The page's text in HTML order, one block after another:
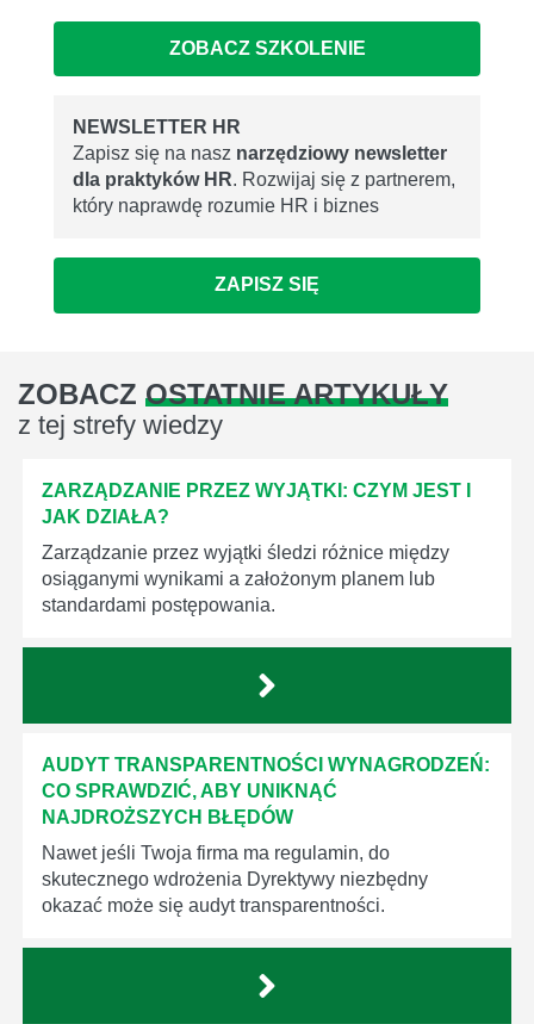
ZOBACZ SZKOLENIE
NEWSLETTER HR
Zapisz się na nasz narzędziowy newsletter
dla praktyków HR. Rozwijaj się z partnerem,
który naprawdę rozumie HR i biznes
ZAPISZ SIĘ
ZOBACZ OSTATNIE ARTYKUŁY
z tej strefy wiedzy
ZARZĄDZANIE PRZEZ WYJĄTKI: CZYM JEST I
JAK DZIAŁA?
Zarządzanie przez wyjątki śledzi różnice między
osiąganymi wynikami a założonym planem lub
standardami postępowania.
AUDYT TRANSPARENTNOŚCI WYNAGRODZEŃ:
CO SPRAWDZIĆ, ABY UNIKNĄĆ
NAJDROŻSZYCH BŁĘDÓW
Nawet jeśli Twoja firma ma regulamin, do
skutecznego wdrożenia Dyrektywy niezbędny
okazać może się audyt transparentności.